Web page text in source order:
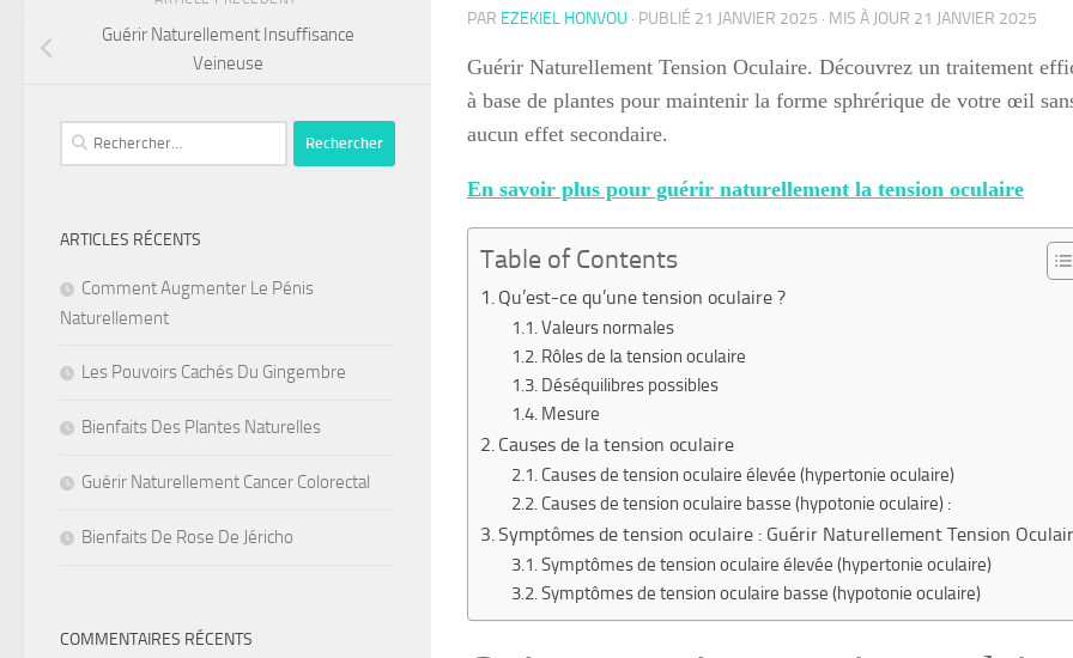
PAR EZEKIEL HONVOU · PUBLIÉ 21 JANVIER 2025 · MIS À JOUR 21 JANVIER 2025
Guérir Naturellement Tension Oculaire. Découvrez un traitement
à base de plantes pour maintenir la forme sphrérique de votre œil
aucun effet secondaire.
En savoir plus pour guérir naturellement la tension oculaire
Table of Contents
Qu’est-ce qu’une tension oculaire ?
Valeurs normales
Rôles de la tension oculaire
Déséquilibres possibles
Mesure
Causes de la tension oculaire
Causes de tension oculaire élevée (hypertonie oculaire)
Causes de tension oculaire basse (hypotonie oculaire) :
Symptômes de tension oculaire : Guérir Naturellement Tension
Symptômes de tension oculaire élevée (hypertonie oculaire)
Symptômes de tension oculaire basse (hypotonie oculaire)
Guérir Naturellement Insuffisance
Veineuse
Rechercher :
ARTICLES RÉCENTS
Comment Augmenter Le Pénis
Naturellement
Les Pouvoirs Cachés Du Gingembre
Bienfaits Des Plantes Naturelles
Guérir Naturellement Cancer Colorectal
Bienfaits De Rose De Jéricho
COMMENTAIRES RÉCENTS